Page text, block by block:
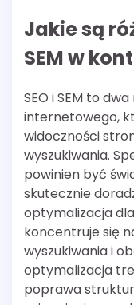
Jakie są
SEM w
SEO i SEM to
internetowego,
widoczności
wyszukiwania.
powinien być
skutecznie
optymalizacja
koncentruje się
wyszukiwania i
optymalizacja
poprawa